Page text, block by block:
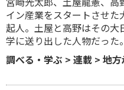
イン産業をスタートさせ
起人。土屋と高野はその
学に送り出した人物だった。
調べる・学ぶ > 連載 > 地